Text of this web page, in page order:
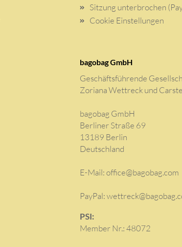
Sitzung unterbrochen
Cookie Einstellungen
bagobag GmbH
Geschäftsführende
Zoriana Wettreck und
bagobag GmbH
Berliner Straße 69
13189 Berlin
Deutschland
E-Mail:office@bagobag.com
PayPal:
PSI:
Member Nr.: 48072